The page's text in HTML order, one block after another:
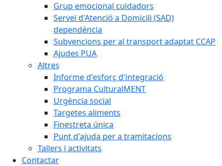
Grup emocional cuidadors
Servei d'Atenció a Domicili (SAD)
dependència
Subvencions per al transport adaptat CCAP
Ajudes PUA
Altres
Informe d'esforç d'integració
Programa CulturalMENT
Urgència social
Targetes aliments
Finestreta única
Punt d'ajuda per a tramitacions
Tallers i activitats
Contactar